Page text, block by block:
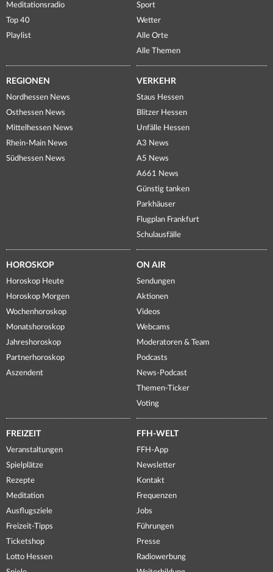
Meditationsradio
Top 40
Playlist
Sport
Wetter
Alle Orte
Alle Themen
REGIONEN
Nordhessen News
Osthessen News
Mittelhessen News
Rhein-Main News
Südhessen News
VERKEHR
Staus Hessen
Blitzer Hessen
Unfälle Hessen
A3 News
A5 News
A661 News
Günstig tanken
Parkhäuser
Flugplan Frankfurt
Schulausfälle
HOROSKOP
Horoskop Heute
Horoskop Morgen
Wochenhoroskop
Monatshoroskop
Jahreshoroskop
Partnerhoroskop
Aszendent
ON AIR
Sendungen
Aktionen
Videos
Webcams
Moderatoren & Team
Podcasts
News-Podcast
Themen-Ticker
Voting
FREIZEIT
Veranstaltungen
Spielplätze
Rezepte
Meditation
Ausflugsziele
Freizeit-Tipps
Ticketshop
Lotto Hessen
FFH-WELT
FFH-App
Newsletter
Kontakt
Frequenzen
Jobs
Führungen
Presse
Radiowerbung